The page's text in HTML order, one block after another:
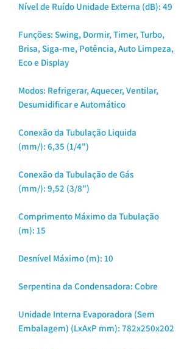
Nível de Ruído Unidade Externa (dB): 49
Funções: Swing, Dormir, Timer, Turbo,
Brisa, Siga-me, Potência, Auto Limpeza,
Eco e Display
Modos: Refrigerar, Aquecer, Ventilar,
Desumidificar e Automático
Conexão da Tubulação Liquida
(mm/): 6,35 (1/4")
Conexão da Tubulação de Gás
(mm/): 9,52 (3/8")
Comprimento Máximo da Tubulação
(m): 15
Desnível Máximo (m): 10
Serpentina da Condensadora: Cobre
Unidade Interna Evaporadora (Sem
Embalagem) (LxAxP mm): 782x250x202